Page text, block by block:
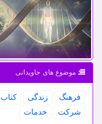
موضوع های جاویدانی
فرهنگ زندگی كتاب
شركت
خدمات